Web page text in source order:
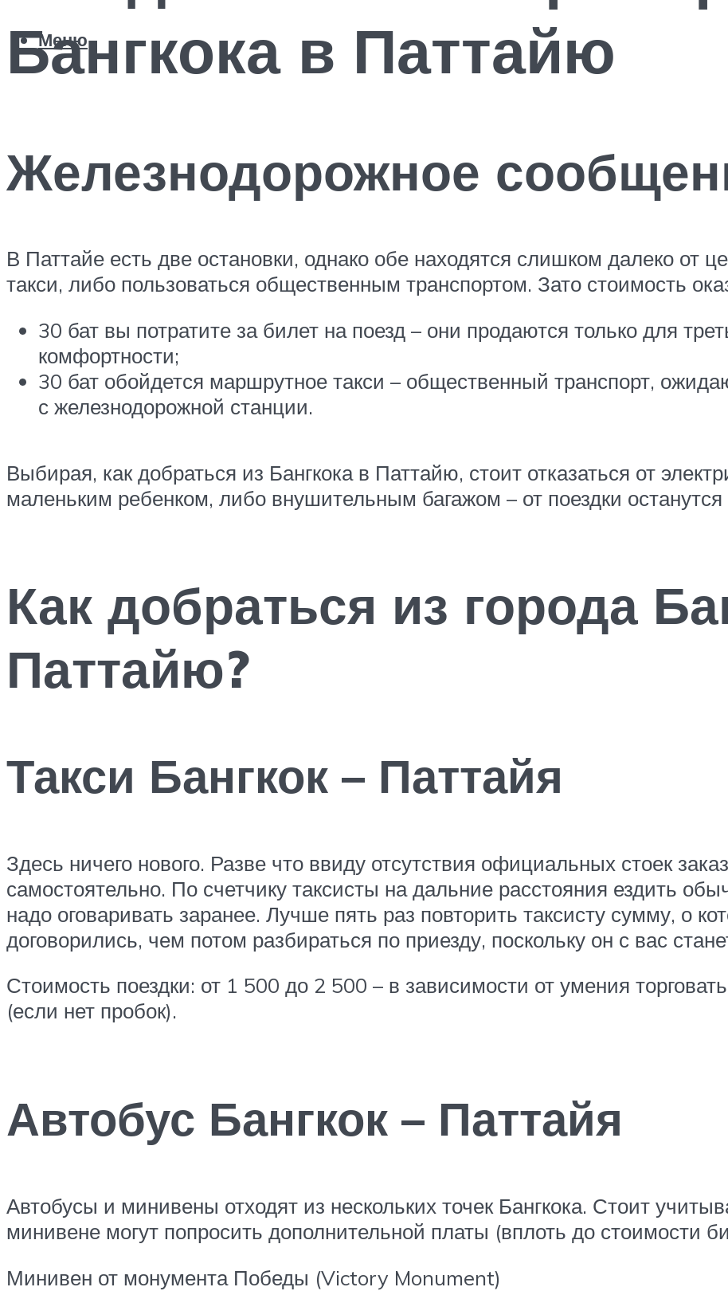
Меню
Бангкока в Паттайю
Железнодорожное
В Паттайе есть две остановки, однако обе находятся слишком далеко от
такси, либо пользоваться общественным транспортом. Зато стоимость
30 бат вы потратите за билет на поезд – они продаются только для
комфортности;
30 бат обойдется маршрутное такси – общественный транспорт,
с железнодорожной станции.
Выбирая, как добраться из Бангкока в Паттайю, стоит отказаться от
маленьким ребенком, либо внушительным багажом – от поездки
Как добраться из города
Паттайю?
Такси Бангкок – Паттайя
Здесь ничего нового. Разве что ввиду отсутствия официальных стоек
самостоятельно. По счетчику таксисты на дальние расстояния ездить
надо оговаривать заранее. Лучше пять раз повторить таксисту сумму, о
договорились, чем потом разбираться по приезду, поскольку он с вас
Стоимость поездки: от 1 500 до 2 500 – в зависимости от умения
(если нет пробок).
Автобус Бангкок – Паттайя
Автобусы и минивены отходят из нескольких точек Бангкока. Стоит
минивене могут попросить дополнительной платы (вплоть до стоимости
Минивен от монумента Победы (Victory Monument)